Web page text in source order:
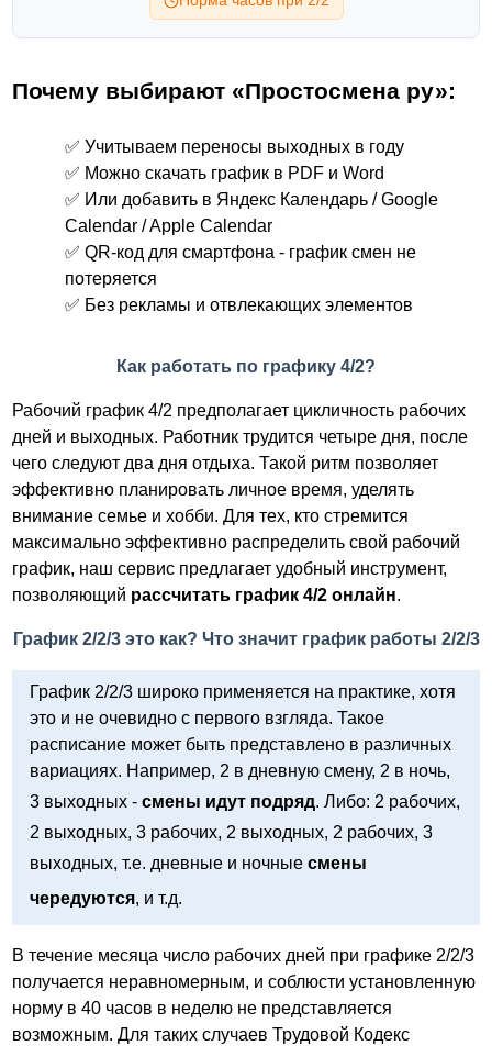
Почему выбирают «Простосмена ру»:
✅ Учитываем переносы выходных в году
✅ Можно скачать график в PDF и Word
✅ Или добавить в Яндекс Календарь / Google
Calendar / Apple Calendar
✅ QR-код для смартфона - график смен не
потеряется
✅ Без рекламы и отвлекающих элементов
Как работать по графику 4/2?
Рабочий график 4/2 предполагает цикличность рабочих
дней и выходных. Работник трудится четыре дня, после
чего следуют два дня отдыха. Такой ритм позволяет
эффективно планировать личное время, уделять
внимание семье и хобби. Для тех, кто стремится
максимально эффективно распределить свой рабочий
график, наш сервис предлагает удобный инструмент,
позволяющий рассчитать график 4/2 онлайн.
График 2/2/3 это как? Что значит график работы 2/2/3
График 2/2/3 широко применяется на практике, хотя
это и не очевидно с первого взгляда. Такое
расписание может быть представлено в различных
вариациях. Например, 2 в дневную смену, 2 в ночь,
3 выходных -смены идут подряд. Либо: 2 рабочих,
2 выходных, 3 рабочих, 2 выходных, 2 рабочих, 3
выходных, т.е. дневные и ночныесмены
чередуются, и т.д.
В течение месяца число рабочих дней при графике 2/2/3
получается неравномерным, и соблюсти установленную
норму в 40 часов в неделю не представляется
возможным. Для таких случаев Трудовой Кодекс